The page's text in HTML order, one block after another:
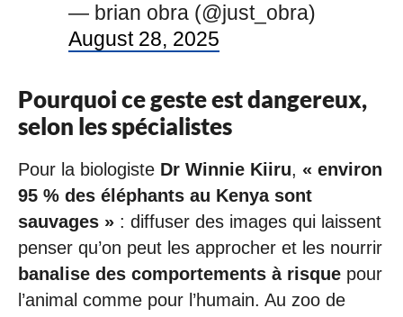
— brian obra (@just_obra)
August 28, 2025
Pourquoi ce geste est dangereux,
selon les spécialistes
Pour la biologiste Dr Winnie Kiiru, « environ
95 % des éléphants au Kenya sont
sauvages » : diffuser des images qui laissent
penser qu’on peut les approcher et les nourrir
banalise des comportements à risque pour
l’animal comme pour l’humain. Au zoo de